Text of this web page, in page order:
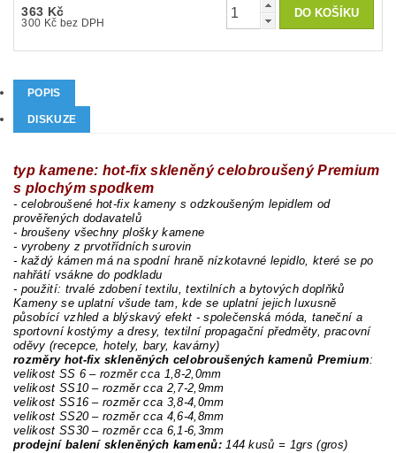
363 Kč
300 Kč bez DPH
POPIS
DISKUZE
typ kamene: hot-fix skleněný celobroušený Premium
s plochým spodkem
- celobroušené hot-fix kameny s odzkoušeným lepidlem od
prověřených dodavatelů
- broušeny všechny plošky kamene
- vyrobeny z prvotřídních surovin
- každý kámen má na spodní hraně nízkotavné lepidlo, které se po
nahřátí vsákne do podkladu
- použití: trvalé zdobení textilu, textilních a bytových doplňků
Kameny se uplatní všude tam, kde se uplatní jejich luxusně
působící vzhled a blýskavý efekt - společenská móda, taneční a
sportovní kostýmy a dresy, textilní propagační předměty, pracovní
oděvy (recepce, hotely, bary, kavárny)
rozměry hot-fix skleněných celobroušených kamenů Premium:
velikost SS 6 – rozměr cca 1,8-2,0mm
velikost SS10 – rozměr cca 2,7-2,9mm
velikost SS16 – rozměr cca 3,8-4,0mm
velikost SS20 – rozměr cca 4,6-4,8mm
velikost SS30 – rozměr cca 6,1-6,3mm
prodejní balení skleněných kamenů:144 kusů = 1grs (gros)